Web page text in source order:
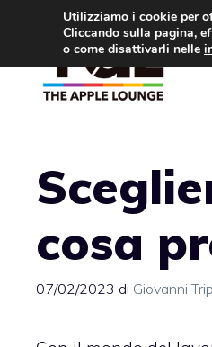
contenuto
cosa
07/02/2023 di Giovanni
Utilizziamo i cookie per
Cliccando sulla pagina,
o come disattivarli nelle